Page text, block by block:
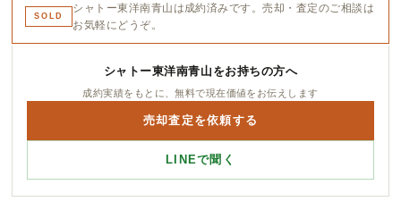
SOLD
シャトー東洋南青山は成約済みです。売却・査定のご相談は
お気軽にどうぞ。
シャトー東洋南青山をお持ちの方へ
成約実績をもとに、無料で現在価値をお伝えします
売却査定を依頼する
LINEで聞く